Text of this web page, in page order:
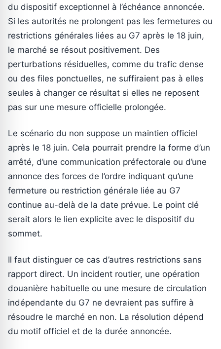
du dispositif exceptionnel à l’échéance annoncée.
Si les autorités ne prolongent pas les fermetures ou
restrictions générales liées au G7 après le 18 juin,
le marché se résout positivement. Des
perturbations résiduelles, comme du trafic dense
ou des files ponctuelles, ne suffiraient pas à elles
seules à changer ce résultat si elles ne reposent
pas sur une mesure officielle prolongée.
Le scénario du non suppose un maintien officiel
après le 18 juin. Cela pourrait prendre la forme d’un
arrêté, d’une communication préfectorale ou d’une
annonce des forces de l’ordre indiquant qu’une
fermeture ou restriction générale liée au G7
continue au-delà de la date prévue. Le point clé
serait alors le lien explicite avec le dispositif du
sommet.
Il faut distinguer ce cas d’autres restrictions sans
rapport direct. Un incident routier, une opération
douanière habituelle ou une mesure de circulation
indépendante du G7 ne devraient pas suffire à
résoudre le marché en non. La résolution dépend
du motif officiel et de la durée annoncée.